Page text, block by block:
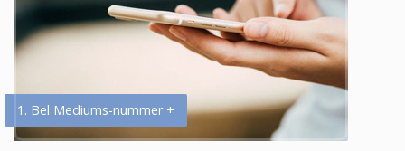
1. Bel Mediums-nummer +